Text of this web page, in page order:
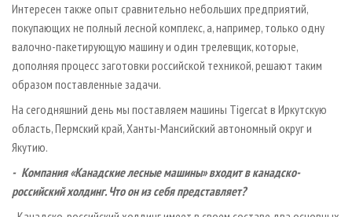
Интересен также опыт сравнительно небольших предприятий,
покупающих не полный лесной комплекс, а, например, только одну
валочно-пакетирующую машину и один трелевщик, которые,
дополняя процесс заготовки российской техникой, решают таким
образом поставленные задачи.
На сегодняшний день мы поставляем машины Tigercat в Иркутскую
область, Пермский край, Ханты-Мансийский автономный округ и
Якутию.
- Компания «Канадские лесные машины» входит в канадско-
российский холдинг. Что он из себя представляет?